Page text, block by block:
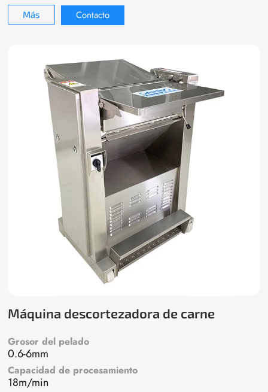
Más Contacto
Máquina descortezadora de carne
Grosor del pelado
0.6-6mm
Capacidad de procesamiento
18m/min